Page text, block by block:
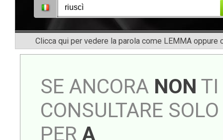
Clicca qui per vedere la parola come LEMMA oppure
SE ANCORA NON TI
CONSULTARE
PER A